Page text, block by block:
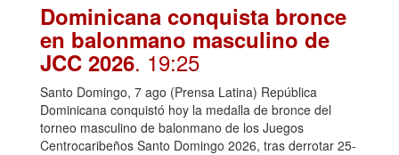
Dominicana conquista bronce
en balonmano masculino de
JCC 2026. 19:25
Santo Domingo, 7 ago (Prensa Latina) República
Dominicana conquistó hoy la medalla de bronce del
torneo masculino de balonmano de los Juegos
Centrocaribeños Santo Domingo 2026, tras derrotar 25-